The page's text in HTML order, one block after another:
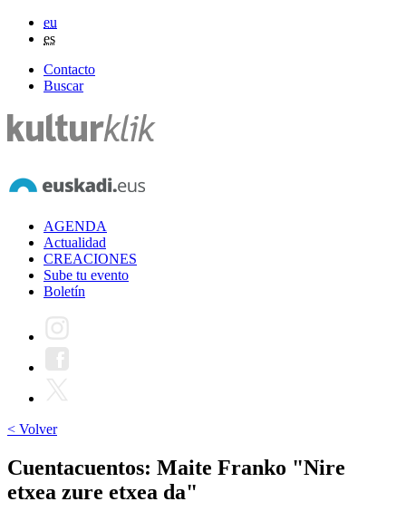
eu
es
Contacto
Buscar
AGENDA
Actualidad
CREACIONES
Sube tu evento
Boletín
< Volver
Cuentacuentos: Maite Franko "Nire
etxea zure etxea da"